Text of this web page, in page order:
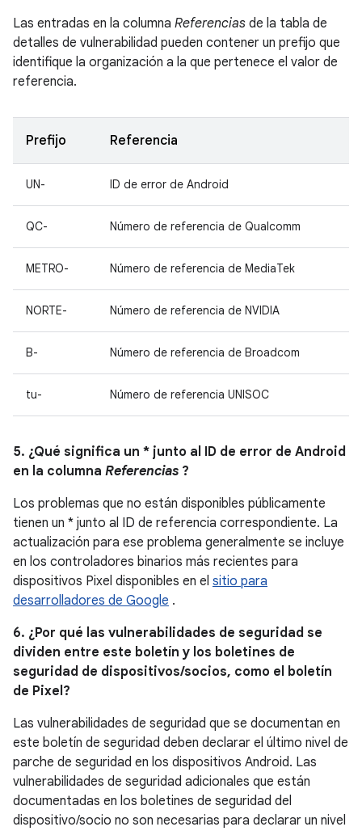
Las entradas en la columna Referencias de la tabla de
detalles de vulnerabilidad pueden contener un prefijo que
identifique la organización a la que pertenece el valor de
referencia.
Prefijo Referencia
UN- ID de error de Android
QC- Número de referencia de Qualcomm
METRO- Número de referencia de MediaTek
NORTE- Número de referencia de NVIDIA
B- Número de referencia de Broadcom
tu- Número de referencia UNISOC
5. ¿Qué significa un * junto al ID de error de Android
en la columna Referencias ?
Los problemas que no están disponibles públicamente
tienen un * junto al ID de referencia correspondiente. La
actualización para ese problema generalmente se incluye
en los controladores binarios más recientes para
dispositivos Pixel disponibles en el sitio para
desarrolladores de Google .
6. ¿Por qué las vulnerabilidades de seguridad se
dividen entre este boletín y los boletines de
seguridad de dispositivos/socios, como el boletín
de Pixel?
Las vulnerabilidades de seguridad que se documentan en
este boletín de seguridad deben declarar el último nivel de
parche de seguridad en los dispositivos Android. Las
vulnerabilidades de seguridad adicionales que están
documentadas en los boletines de seguridad del
dispositivo/socio no son necesarias para declarar un nivel